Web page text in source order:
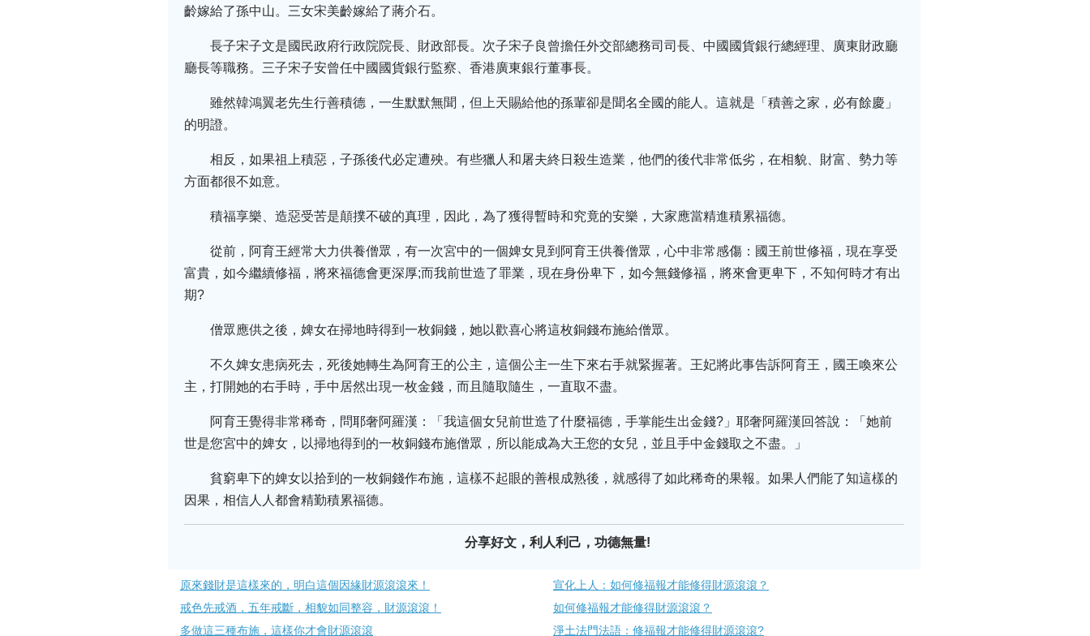
齡嫁給了孫中山。三女宋美齡嫁給了蔣介石。
長子宋子文是國民政府行政院院長、財政部長。次子宋子良曾擔任外交部總務司司長、中國國貨銀行總經理、廣東財政廳
廳長等職務。三子宋子安曾任中國國貨銀行監察、香港廣東銀行董事長。
雖然韓鴻翼老先生行善積德，一生默默無聞，但上天賜給他的孫輩卻是聞名全國的能人。這就是「積善之家，必有餘慶」
的明證。
相反，如果祖上積惡，子孫後代必定遭殃。有些獵人和屠夫終日殺生造業，他們的後代非常低劣，在相貌、財富、勢力等
方面都很不如意。
積福享樂、造惡受苦是顛撲不破的真理，因此，為了獲得暫時和究竟的安樂，大家應當精進積累福德。
從前，阿育王經常大力供養僧眾，有一次宮中的一個婢女見到阿育王供養僧眾，心中非常感傷：國王前世修福，現在享受
富貴，如今繼續修福，將來福德會更深厚;而我前世造了罪業，現在身份卑下，如今無錢修福，將來會更卑下，不知何時才有出
期?
僧眾應供之後，婢女在掃地時得到一枚銅錢，她以歡喜心將這枚銅錢布施給僧眾。
不久婢女患病死去，死後她轉生為阿育王的公主，這個公主一生下來右手就緊握著。王妃將此事告訴阿育王，國王喚來公
主，打開她的右手時，手中居然出現一枚金錢，而且隨取隨生，一直取不盡。
阿育王覺得非常稀奇，問耶奢阿羅漢：「我這個女兒前世造了什麼福德，手掌能生出金錢?」耶奢阿羅漢回答說：「她前
世是您宮中的婢女，以掃地得到的一枚銅錢布施僧眾，所以能成為大王您的女兒，並且手中金錢取之不盡。」
貧窮卑下的婢女以拾到的一枚銅錢作布施，這樣不起眼的善根成熟後，就感得了如此稀奇的果報。如果人們能了知這樣的
因果，相信人人都會精勤積累福德。
分享好文，利人利己，功德無量!
原來錢財是這樣來的，明白這個因緣財源滾滾來！
宣化上人：如何修福報才能修得財源滾滾？
戒色先戒酒，五年戒斷，相貌如同整容，財源滾滾！
如何修福報才能修得財源滾滾？
多做這三種布施，這樣你才會財源滾滾
淨土法門法語：修福報才能修得財源滾滾?